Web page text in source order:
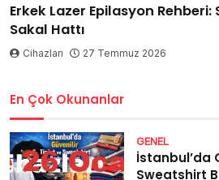
Erkek Lazer Epilasyon Rehberi:
Sakal Hattı
Cihazları 27 Temmuz 2026
En Çok Okunanlar
GENEL
İstanbul’da
Sweatshirt